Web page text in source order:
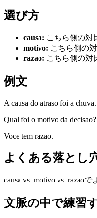
選び方
causa: こちら側の対
motivo: こちら側の
razao: こちら側の対
例文
A causa do atraso foi a chuva.
Qual foi o motivo da decisao?
Voce tem razao.
よくある落とし
causa vs. motivo vs. razao
文脈の中で練習